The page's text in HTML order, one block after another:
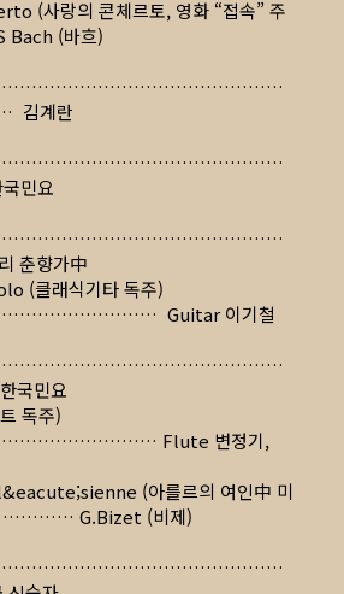
(사랑의 콘체르토, 영화 “접속” 주
(바흐)
계란
요
향가中
(클래식기타 독주)
Guitar 이기철
민요
독주)
Flute 변정기,
(아를르의 여인中 미
G.Bizet (비제)